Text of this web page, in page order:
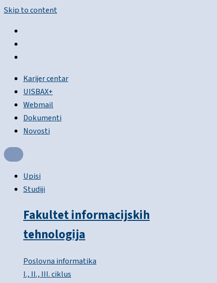
Skip to content
Karijer centar
UISBAX+
Webmail
Dokumenti
Novosti
Upisi
Studiji
Fakultet informacijskih
tehnologija
Poslovna informatika
I., II., III. ciklus